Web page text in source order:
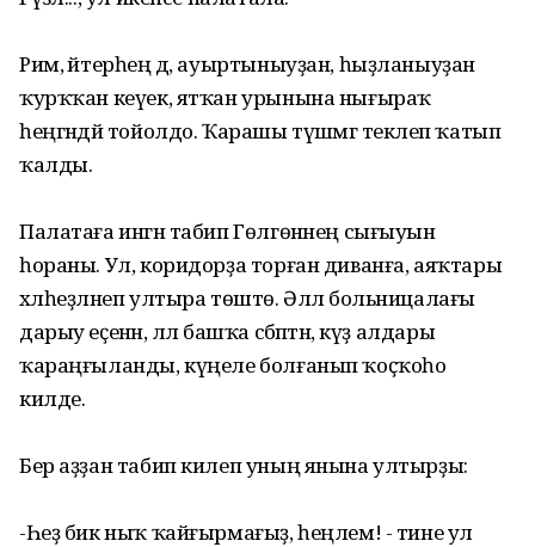
Рим, әйтерһең дә, ауыртыныуҙан, һыҙланыуҙан
ҡурҡҡан кеүек, ятҡан урынына нығыраҡ
һеңгәндәй тойолдо. Ҡарашы түшәмгә текәлеп ҡатып
ҡалды.
Палатаға ингән табип Гөлгөнәнең сығыуын
һораны. Ул, коридорҙа торған диванға, аяҡтары
хәлһеҙләнеп ултыра төштө. Әллә больницалағы
дарыу еҫенән, әллә башҡа сәбәптән, күҙ алдары
ҡараңғыланды, күңеле болғанып ҡоҫҡоһо
килде.
Бер аҙҙан табип килеп уның янына ултырҙы:
-Һеҙ бик ныҡ ҡайғырмағыҙ, һеңлем! - тине ул